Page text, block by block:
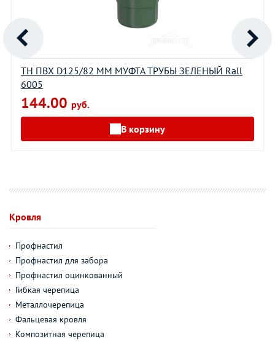
ТН ПВХ D125/82 ММ МУФТА ТРУБЫ ЗЕЛЕНЫЙ Rall
6005
144.00 руб.
В корзину
Кровля
Профнастил
Профнастил для забора
Профнастил оцинкованный
Гибкая черепица
Металлочерепица
Фальцевая кровля
Композитная черепица